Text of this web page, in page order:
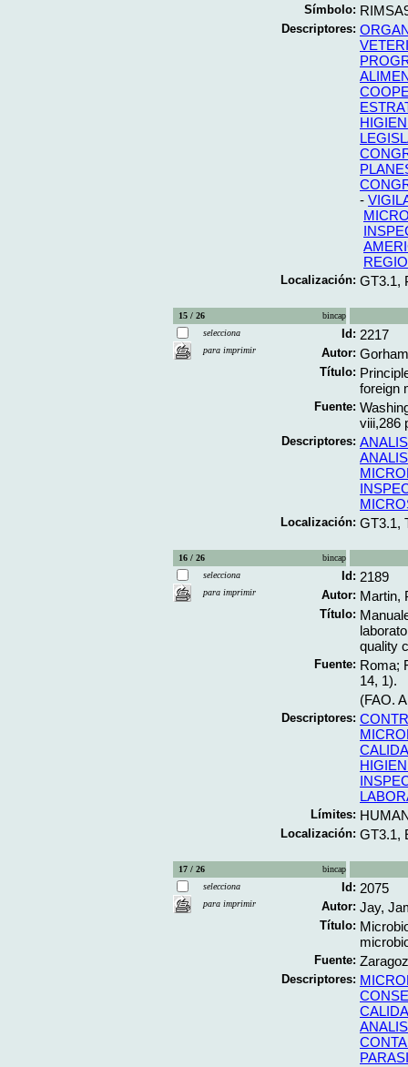
Símbolo:
Descriptores:
-
Localización: GT3.1,
15 / 26
bincap
selecciona
para imprimir
Id: 2217
Autor:
Título:
foreign
Fuente:
viii,286
Descriptores:
Localización: GT3.1,
16 / 26
bincap
selecciona
para imprimir
Id: 2189
Autor: Martin,
Título:
quality
Fuente: Roma;
14, 1).
(FAO.
Descriptores:
Límites:
Localización: GT3.1,
17 / 26
bincap
selecciona
para imprimir
Id: 2075
Autor: Jay,
Título:
Fuente:
Descriptores: